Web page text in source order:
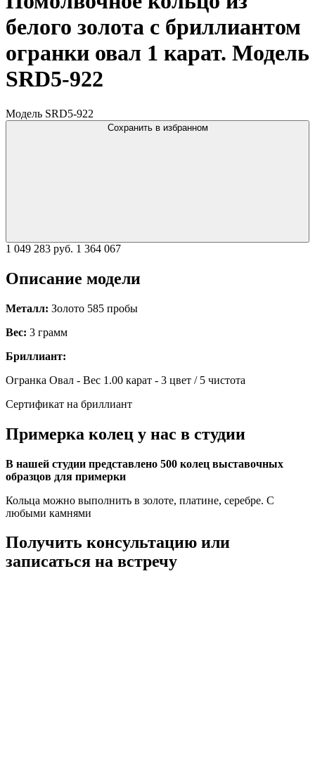
белого золота с бриллиантом
огранки овал 1 карат. Модель
SRD5-922
Модель SRD5-922
Сохранить в избранном
1 049 283 руб. 1 364 067
Описание модели
Металл: Золото 585 пробы
Вес: 3 грамм
Бриллиант:
Огранка Овал - Вес 1.00 карат - 3 цвет / 5 чистота
Сертификат на бриллиант
Примерка колец у нас в студии
В нашей студии представлено 500 колец выставочных
образцов для примерки
Кольца можно выполнить в золоте, платине, серебре. С
любыми камнями
Получить консультацию или
записаться на встречу